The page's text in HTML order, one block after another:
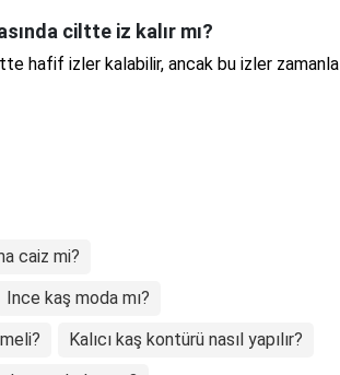
ciltte iz kalır mı?
hafif izler kalabilir, ancak bu izler zamanla
caiz mi?
Ince kaş moda mı?
Kalıcı kaş kontürü nasıl yapılır?